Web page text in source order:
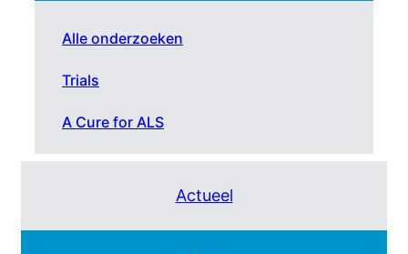
Alle onderzoeken
Trials
A Cure for ALS
Actueel